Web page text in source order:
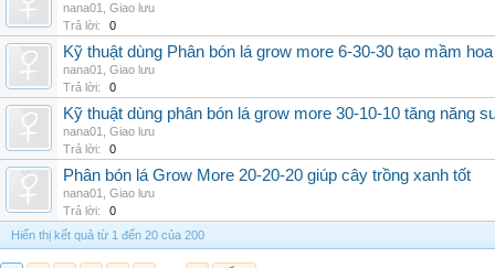
nana01
Giao lưu
Trả lời:
0
Kỹ thuật dùng Phân bón lá grow more 6-30-30 tạo mầm hoa
nana01
Giao lưu
Trả lời:
0
Kỹ thuật dùng phân bón lá grow more 30-10-10 tăng năng
nana01
Giao lưu
Trả lời:
0
Phân bón lá Grow More 20-20-20 giúp cây trồng xanh tốt
nana01
Giao lưu
Trả lời:
0
Hiển thị kết quả từ 1 đến 20 của 200